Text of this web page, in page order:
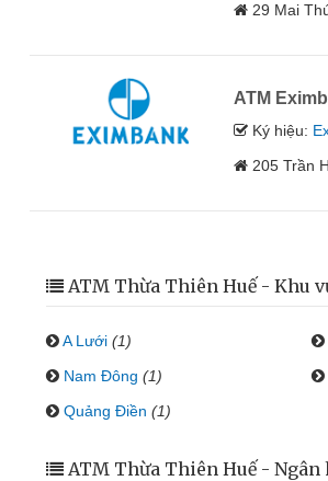
29 Mai
ATM
Ký hiệu:
205 Trần
ATM Thừa Thiên Huế - Khu
A Lưới (1)
Nam Đông (1)
Quảng Điền (1)
ATM Thừa Thiên Huế - Ngân